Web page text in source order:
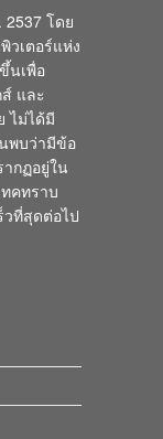
โดย
วเตอร์แห่ง
นเพื่อ
และ
ไม่ได้มี
พบว่ามีข้อ
กฏอยู่ใน
คทราบ
วที่สุดต่อไป